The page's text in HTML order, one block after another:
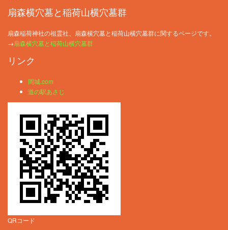
扇森横穴墓と稲荷山横穴墓群
扇森稲荷神社の祖霊社、扇森横穴墓と稲荷山横穴墓群に関するページです。
→扇森横穴墓と稲荷山横穴墓群
リンク
岡城.com
道の駅あさじ
QRコード